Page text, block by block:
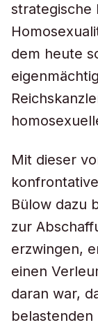
strategische
dem heute
Mit dieser
Bülow dazu
zur
erzwingen,
einen
daran war,